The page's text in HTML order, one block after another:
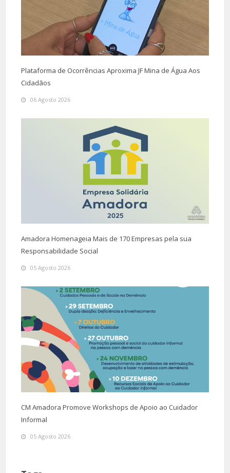
Plataforma de Ocorrências Aproxima JF Mina de Água Aos
Cidadãos
06 Agosto 2026
Amadora Homenageia Mais de 170 Empresas pela sua
Responsabilidade Social
05 Agosto 2026
CM Amadora Promove Workshops de Apoio ao Cuidador
Informal
05 Agosto 2026